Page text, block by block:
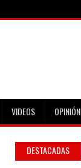
VIDEOS OPINIÓN
DESTACADAS